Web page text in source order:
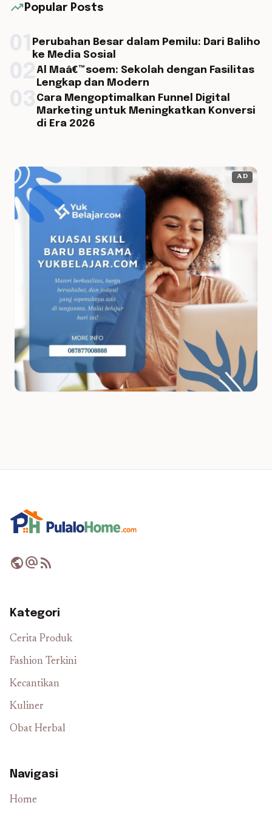
trending_up Popular Posts
Perubahan Besar dalam Pemilu: Dari Baliho
ke Media Sosial
Al Maâ€™soem: Sekolah dengan Fasilitas
Lengkap dan Modern
Cara Mengoptimalkan Funnel Digital
Marketing untuk Meningkatkan Konversi
di Era 2026
AD
publicalternate_emailrss_feed
Kategori
Cerita Produk
Fashion Terkini
Kecantikan
Kuliner
Obat Herbal
Navigasi
Home